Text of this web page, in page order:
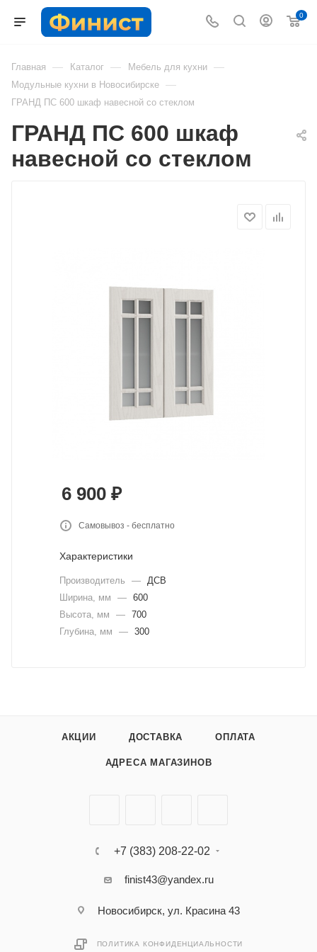
0
Главная — Каталог — Мебель для кухни —
Модульные кухни в Новосибирске —
ГРАНД ПС 600 шкаф навесной со стеклом
ГРАНД ПС 600 шкаф
навесной со стеклом
6 900 ₽
Самовывоз - бесплатно
Характеристики
Производитель — ДСВ
Ширина, мм
— 600
Высота, мм
— 700
Глубина, мм
— 300
АКЦИИ ДОСТАВКА ОПЛАТА
АДРЕСА МАГАЗИНОВ
+7 (383) 208-22-02
finist43@yandex.ru
Новосибирск, ул. Красина 43
ПОЛИТИКА КОНФИДЕНЦИАЛЬНОСТИ